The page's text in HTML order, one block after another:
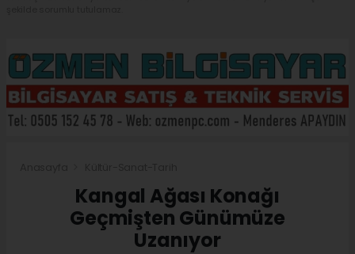
Kangal Ağası Konağı
Geçmişten Günümüze
Uzanıyor